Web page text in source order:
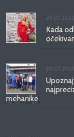
Kada
mehanike